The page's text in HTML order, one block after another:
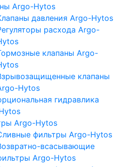
Argo-Hytos
давления Argo-Hytos
расхода Argo-
клапаны Argo-
клапаны
Hytos
гидравлика
Argo-Hytos
фильтры Argo-Hytos
всасывающие
Argo-Hytos